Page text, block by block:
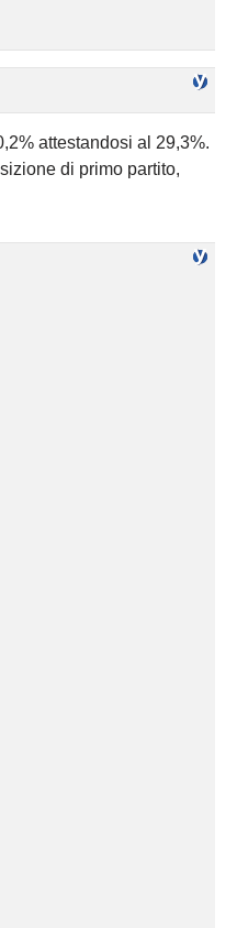
attestandosi al 29,3%.
di primo partito,